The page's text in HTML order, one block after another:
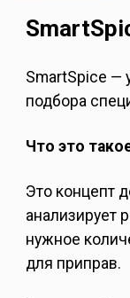
SmartSpice —
подбора
Что это
Это концепт
анализирует
нужное
для приправ.